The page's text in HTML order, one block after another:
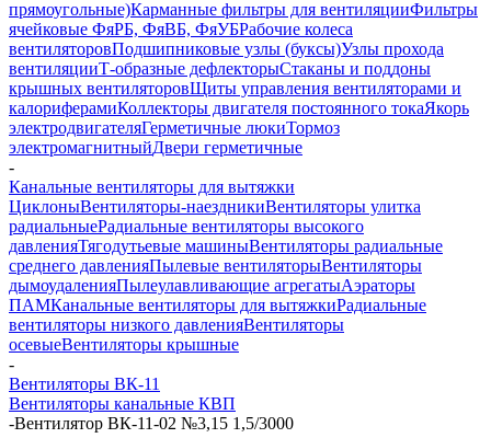
прямоугольные)Карманные фильтры для вентиляцииФильтры
ячейковые ФяРБ, ФяВБ, ФяУБРабочие колеса
вентиляторовПодшипниковые узлы (буксы)Узлы прохода
вентиляцииТ-образные дефлекторыСтаканы и поддоны
крышных вентиляторовЩиты управления вентиляторами и
калориферамиКоллекторы двигателя постоянного токаЯкорь
электродвигателяГерметичные люкиТормоз
электромагнитныйДвери герметичные
-
Канальные вентиляторы для вытяжки
ЦиклоныВентиляторы-наездникиВентиляторы улитка
радиальныеРадиальные вентиляторы высокого
давленияТягодутьевые машиныВентиляторы радиальные
среднего давленияПылевые вентиляторыВентиляторы
дымоудаленияПылеулавливающие агрегатыАэраторы
ПАМКанальные вентиляторы для вытяжкиРадиальные
вентиляторы низкого давленияВентиляторы
осевыеВентиляторы крышные
-
Вентиляторы ВК-11
Вентиляторы канальные КВП
-Вентилятор ВК-11-02 №3,15 1,5/3000